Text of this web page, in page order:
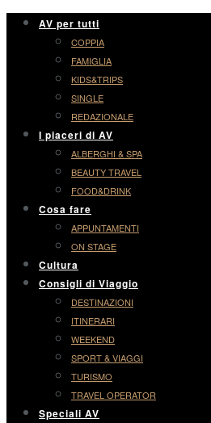
AV per tutti
COPPIA
FAMIGLIA
KIDS&TRIPS
SINGLE
REDAZIONALE
I piaceri di AV
ALBERGHI & SPA
BEAUTY TRAVEL
FOOD&DRINK
Cosa fare
APPUNTAMENTI
ON STAGE
Cultura
Consigli di Viaggio
DESTINAZIONI
ITINERARI
WEEKEND
SPORT & VIAGGI
TURISMO
TRAVEL OPERATOR
Speciali AV